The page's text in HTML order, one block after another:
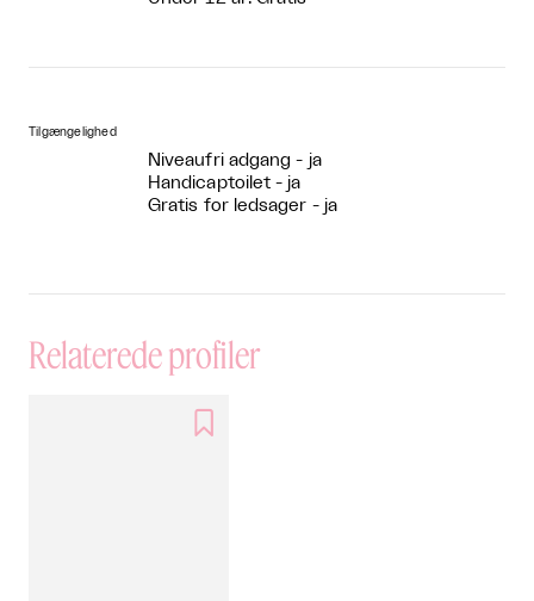
Tilgængelighed
Niveaufri adgang - ja
Handicaptoilet - ja
Gratis for ledsager - ja
Relaterede profiler
